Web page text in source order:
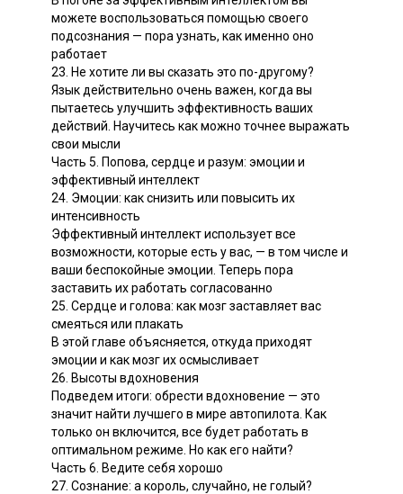
можете воспользоваться помощью своего
подсознания — пора узнать, как именно оно
работает
23. Не хотите ли вы сказать это по-другому?
Язык действительно очень важен, когда вы
пытаетесь улучшить эффективность ваших
действий. Научитесь как можно точнее выражать
свои мысли
Часть 5. Попова, сердце и разум: эмоции и
эффективный интеллект
24. Эмоции: как снизить или повысить их
интенсивность
Эффективный интеллект использует все
возможности, которые есть у вас, — в том числе и
ваши беспокойные эмоции. Теперь пора
заставить их работать согласованно
25. Сердце и голова: как мозг заставляет вас
смеяться или плакать
В этой главе объясняется, откуда приходят
эмоции и как мозг их осмысливает
26. Высоты вдохновения
Подведем итоги: обрести вдохновение — это
значит найти лучшего в мире автопилота. Как
только он включится, все будет работать в
оптимальном режиме. Но как его найти?
Часть 6. Ведите себя хорошо
27. Сознание: а король, случайно, не голый?